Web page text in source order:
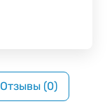
Отзывы (0)